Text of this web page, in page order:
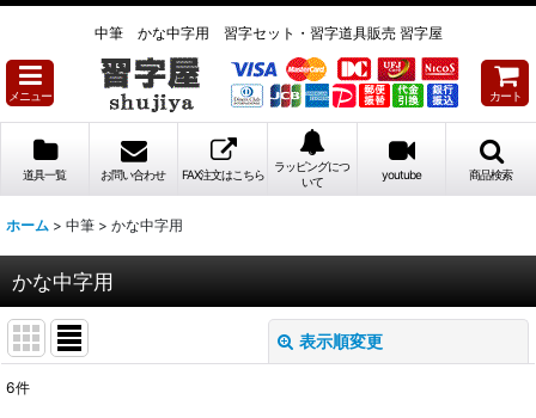
中筆 かな中字用 習字セット・習字道具販売 習字屋
メニュー カート
道具一覧 お問い合わせ FAX注文はこちら
ラッピングにつ
いて
youtube 商品検索
ホーム > 中筆 > かな中字用
かな中字用
表示順変更
6件